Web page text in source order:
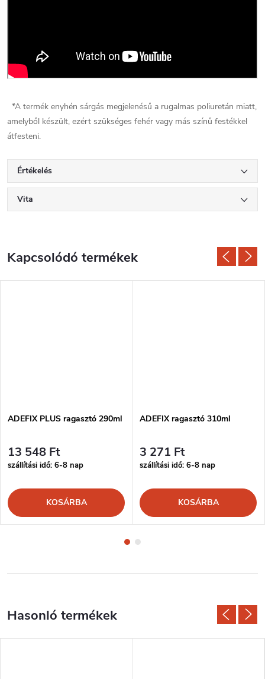
*A termék enyhén sárgás megjelenésű a rugalmas poliuretán miatt,
amelyből készült, ezért szükséges fehér vagy más színű festékkel
átfesteni.
Értékelés
Vita
Kapcsolódó termékek
ADEFIX PLUS ragasztó 290ml
13 548 Ft
szállítási idő: 6-8 nap
KOSÁRBA
ADEFIX ragasztó 310ml
3 271 Ft
szállítási idő: 6-8 nap
KOSÁRBA